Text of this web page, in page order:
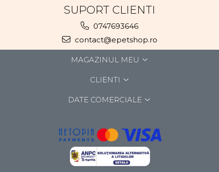
SUPORT CLIENTI
0747693646
contact@epetshop.ro
MAGAZINUL MEU
CLIENTI
DATE COMERCIALE